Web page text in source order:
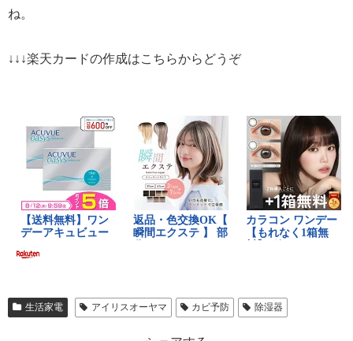
ね。
↓↓↓楽天カードの作成はこちらからどうぞ
生活家電 アイリスオーヤマ カビ予防 除湿器